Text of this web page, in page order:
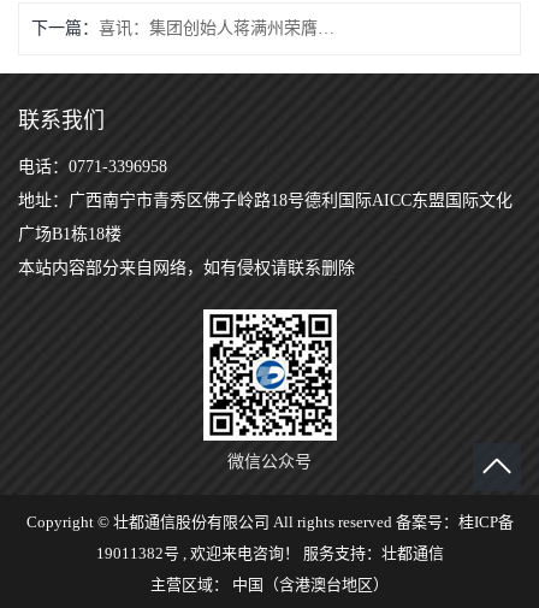
下一篇：
联系我们
电话：0771-3396958
地址：广西南宁市青秀区佛子岭路18号德利国际AICC东盟国际文化
广场B1栋18楼
本站内容部分来自网络，如有侵权请联系删除
微信公众号
Copyright © 壮都通信股份有限公司 All rights reserved 备案号： 桂ICP备
19011382号, 欢迎来电咨询！ 服务支持： 壮都通信
主营区域： 中国（含港澳台地区）